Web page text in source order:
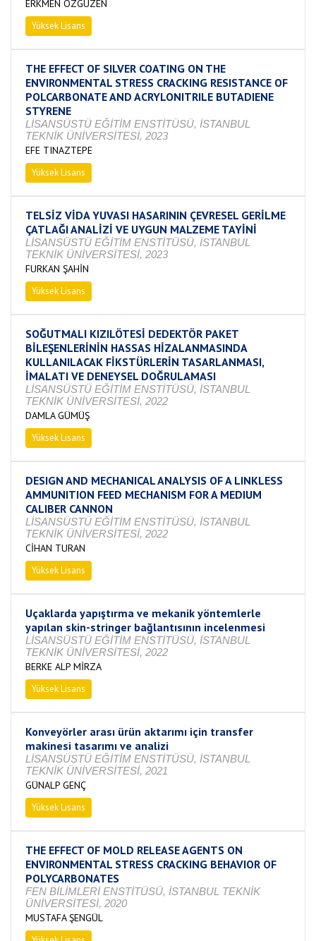
ERKMEN ÖZGÜZEN
Yüksek Lisans
THE EFFECT OF SILVER COATING ON THE
ENVIRONMENTAL STRESS CRACKING RESISTANCE OF
POLCARBONATE AND ACRYLONITRILE BUTADIENE
STYRENE
LİSANSÜSTÜ EĞİTİM ENSTİTÜSÜ, İSTANBUL
TEKNİK ÜNİVERSİTESİ, 2023
EFE TINAZTEPE
Yüksek Lisans
TELSİZ VİDA YUVASI HASARININ ÇEVRESEL GERİLME
ÇATLAĞI ANALİZİ VE UYGUN MALZEME TAYİNİ
LİSANSÜSTÜ EĞİTİM ENSTİTÜSÜ, İSTANBUL
TEKNİK ÜNİVERSİTESİ, 2023
FURKAN ŞAHİN
Yüksek Lisans
SOĞUTMALI KIZILÖTESİ DEDEKTÖR PAKET
BİLEŞENLERİNİN HASSAS HİZALANMASINDA
KULLANILACAK FİKSTÜRLERİN TASARLANMASI,
İMALATI VE DENEYSEL DOĞRULAMASI
LİSANSÜSTÜ EĞİTİM ENSTİTÜSÜ, İSTANBUL
TEKNİK ÜNİVERSİTESİ, 2022
DAMLA GÜMÜŞ
Yüksek Lisans
DESIGN AND MECHANICAL ANALYSIS OF A LINKLESS
AMMUNITION FEED MECHANISM FOR A MEDIUM
CALIBER CANNON
LİSANSÜSTÜ EĞİTİM ENSTİTÜSÜ, İSTANBUL
TEKNİK ÜNİVERSİTESİ, 2022
CİHAN TURAN
Yüksek Lisans
Uçaklarda yapıştırma ve mekanik yöntemlerle
yapılan skin-stringer bağlantısının incelenmesi
LİSANSÜSTÜ EĞİTİM ENSTİTÜSÜ, İSTANBUL
TEKNİK ÜNİVERSİTESİ, 2022
BERKE ALP MİRZA
Yüksek Lisans
Konveyörler arası ürün aktarımı için transfer
makinesi tasarımı ve analizi
LİSANSÜSTÜ EĞİTİM ENSTİTÜSÜ, İSTANBUL
TEKNİK ÜNİVERSİTESİ, 2021
GÜNALP GENÇ
Yüksek Lisans
THE EFFECT OF MOLD RELEASE AGENTS ON
ENVIRONMENTAL STRESS CRACKING BEHAVIOR OF
POLYCARBONATES
FEN BİLİMLERİ ENSTİTÜSÜ, İSTANBUL TEKNİK
ÜNİVERSİTESİ, 2020
MUSTAFA ŞENGÜL